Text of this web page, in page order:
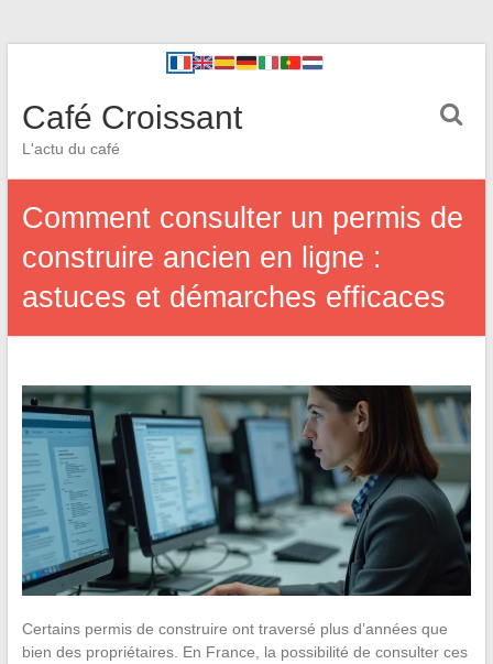
Café Croissant
L'actu du café
Comment consulter un permis de
construire ancien en ligne :
astuces et démarches efficaces
Certains permis de construire ont traversé plus d’années que
bien des propriétaires. En France, la possibilité de consulter ces